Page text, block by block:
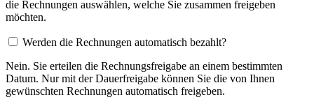
die Rechnungen auswählen, welche Sie zusammen freigeben
möchten.
Werden die Rechnungen automatisch bezahlt?
Nein. Sie erteilen die Rechnungsfreigabe an einem bestimmten
Datum. Nur mit der Dauerfreigabe können Sie die von Ihnen
gewünschten Rechnungen automatisch freigeben.